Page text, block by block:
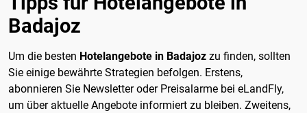
Badajoz
Um die besten Hotelangebote in Badajoz zu finden, sollten
Sie einige bewährte Strategien befolgen. Erstens,
abonnieren Sie Newsletter oder Preisalarme bei eLandFly,
um über aktuelle Angebote informiert zu bleiben. Zweitens,